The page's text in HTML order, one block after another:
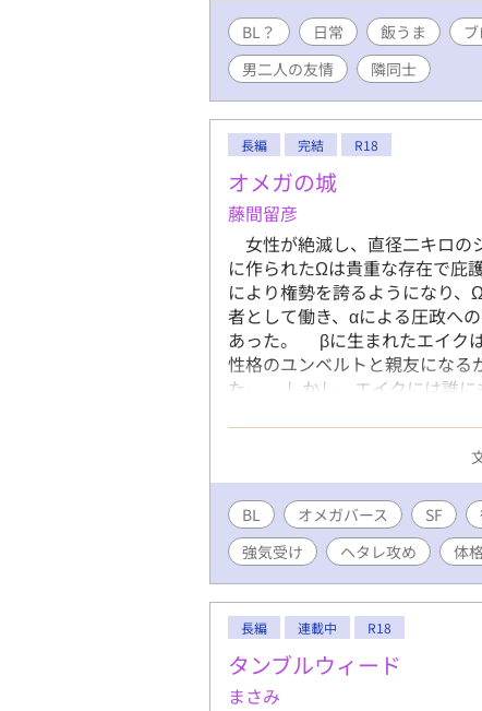
日常～」
BL？ 日常 飯うま
男二人の友情
隣同士
長編 完結 R18
オメガの城
藤間留彦
女性が絶滅し、直径二キロ
に作られたΩは貴重な存在で庇
により権勢を誇るようになり
者として働き、αによる圧政へ
あった。 βに生まれたエイク
性格のユンベルトと親友にな
た。 しかし、エイクには誰
世界のディストピアSFオメガ
Ω
BL オメガバース SF
強気受け
ヘタレ攻め 体
長編 連載中 R18
タンブルウィード
まさみ